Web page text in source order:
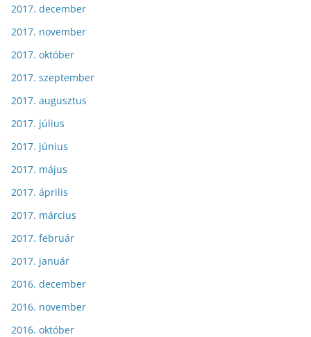
2017. december
2017. november
2017. október
2017. szeptember
2017. augusztus
2017. július
2017. június
2017. május
2017. április
2017. március
2017. február
2017. január
2016. december
2016. november
2016. október